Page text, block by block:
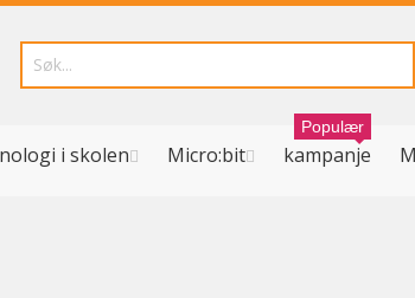
i skolen Micro:bit kampanje
Populær